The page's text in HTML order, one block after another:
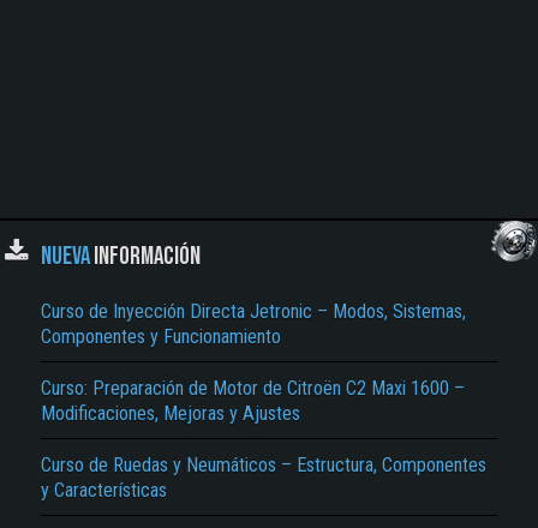
NUEVAINFORMACIÓN
Curso de Inyección Directa Jetronic – Modos, Sistemas,
Componentes y Funcionamiento
Curso: Preparación de Motor de Citroën C2 Maxi 1600 –
Modificaciones, Mejoras y Ajustes
Curso de Ruedas y Neumáticos – Estructura, Componentes
y Características